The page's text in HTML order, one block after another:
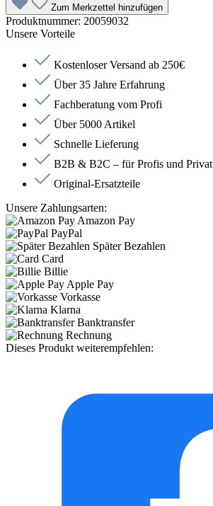
Zum Merkzettel hinzufügen
Produktnummer: 20059032
Unsere Vorteile
Kostenloser Versand ab 250€
Über 35 Jahre Erfahrung
Fachberatung vom Profi
Über 5000 Artikel
Schnelle Lieferung
B2B & B2C – für Profis und Privat
Original-Ersatzteile
Unsere Zahlungsarten:
Amazon Pay
PayPal
Später Bezahlen
Card
Billie
Apple Pay
Vorkasse
Klarna
Banktransfer
Rechnung
Dieses Produkt weiterempfehlen: